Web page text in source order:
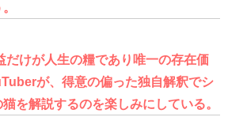
だけが人生の糧であり唯一の存在価
が、得意の偏った独自解釈でシ
を解説するのを楽しみにしている。